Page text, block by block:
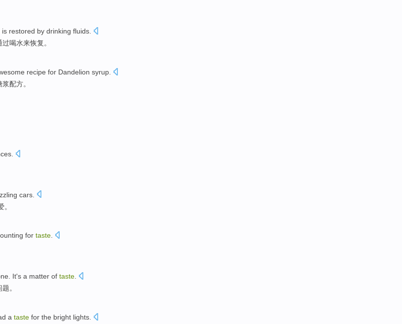
is restored by drinking fluids.
过喝水来恢复。
recipe for Dandelion syrup
浆配方。
cars
for taste.
It's a matter of taste
题。
a taste for the bright lights.